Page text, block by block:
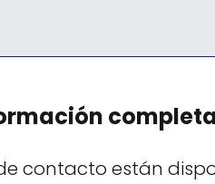
contacto están